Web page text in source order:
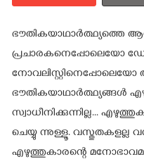
ഭൗതികയാഥാര്‍ത്ഥ്യത്തെ
പ്രചാരകനെപ്പോലെയോ
നോവലിസ്റ്റിനെപ്പോലെയോ
ഭൗതികയാഥാര്‍ത്ഥ്യങ്ങള്‍
സ്വാധീനിക്കുന്നില്ല...
ചെയ്യു ന്നുള്ളൂ. വസ്തുതകളല്ല
എഴുത്തുകാരന്റെ